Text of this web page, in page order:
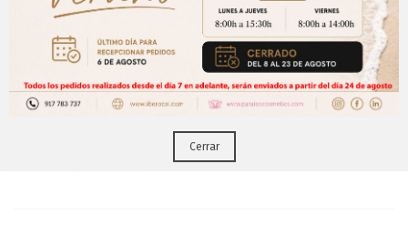
Capa Tinte GL. 60 Azul ( 50 Und)
Capa Tinte GL. 60 Azul ( 50 und)
Favorito
¡Regístrate para acceder a los precios y realizar
tus pedidos online.!
Puedes hacerlo desdeAqui!
CERRAR
Cerrar